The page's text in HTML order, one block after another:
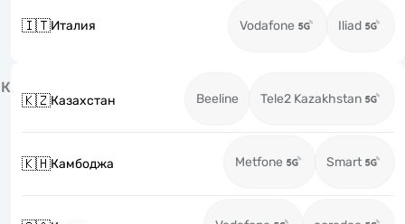
🇮🇹Италия Vodafone Iliad
К
🇰🇿Казахстан Beeline Tele2 Kazakhstan
🇰🇭Камбоджа Metfone Smart